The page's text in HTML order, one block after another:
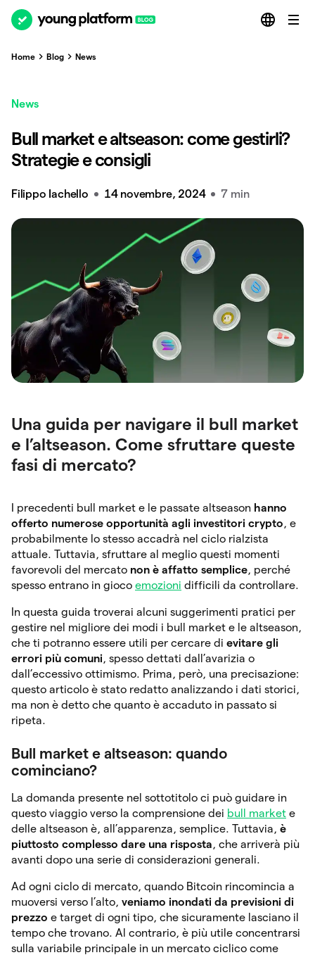
Home Blog News
News
Bull market e altseason: come gestirli?
Strategie e consigli
Filippo Iachello 14 novembre, 2024 7 min
Una guida per navigare il bull market
e l’altseason. Come sfruttare queste
fasi di mercato?
I precedenti bull market e le passate altseason hanno
offerto numerose opportunità agli investitori crypto, e
probabilmente lo stesso accadrà nel ciclo rialzista
attuale. Tuttavia, sfruttare al meglio questi momenti
favorevoli del mercato non è affatto semplice, perché
spesso entrano in gioco emozioni difficili da controllare.
In questa guida troverai alcuni suggerimenti pratici per
gestire nel migliore dei modi i bull market e le altseason,
che ti potranno essere utili per cercare di evitare gli
errori più comuni, spesso dettati dall’avarizia o
dall’eccessivo ottimismo. Prima, però, una precisazione:
questo articolo è stato redatto analizzando i dati storici,
ma non è detto che quanto è accaduto in passato si
ripeta.
Bull market e altseason: quando
cominciano?
La domanda presente nel sottotitolo ci può guidare in
questo viaggio verso la comprensione dei bull market e
delle altseason è, all’apparenza, semplice. Tuttavia, è
piuttosto complesso dare una risposta, che arriverà più
avanti dopo una serie di considerazioni generali.
Ad ogni ciclo di mercato, quando Bitcoin rincomincia a
muoversi verso l’alto, veniamo inondati da previsioni di
prezzo e target di ogni tipo, che sicuramente lasciano il
tempo che trovano. Al contrario, è più utile concentrarsi
sulla variabile principale in un mercato ciclico come